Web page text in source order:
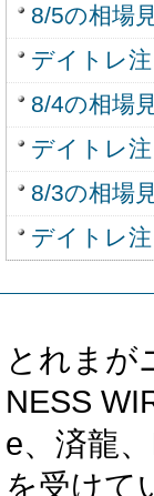
8/5の相場
デイトレ
8/4の相場
デイトレ
8/3の相場
デイトレ
とれまが
NESS
e、済龍
を受けて